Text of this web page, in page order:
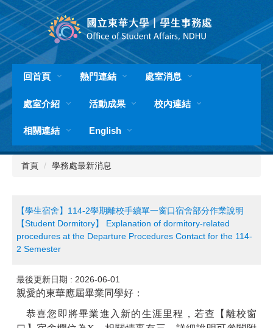
跳
到
主
要
內
容
區
回首頁 熱門連結 處室消息
處室介紹 活動成果 校內連結
相關連結 English
首頁 學務處最新消息
【學生宿舍】114-2學期離校手續單一窗口宿舍部分作業說明
【Student Dormitory】 Explanation of dormitory-related
procedures at the Departure Procedures Contact for the 114-
2 Semester
最後更新日期 : 2026-06-01
親愛的東華應屆畢業同學好：
恭喜您即將畢業進入新的生涯里程，若查【離校窗